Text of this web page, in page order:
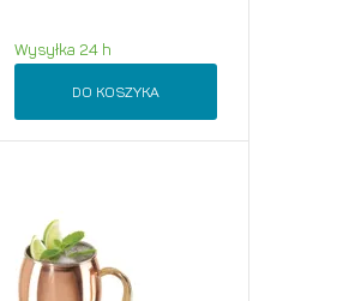
Wysyłka 24 h
DO KOSZYKA